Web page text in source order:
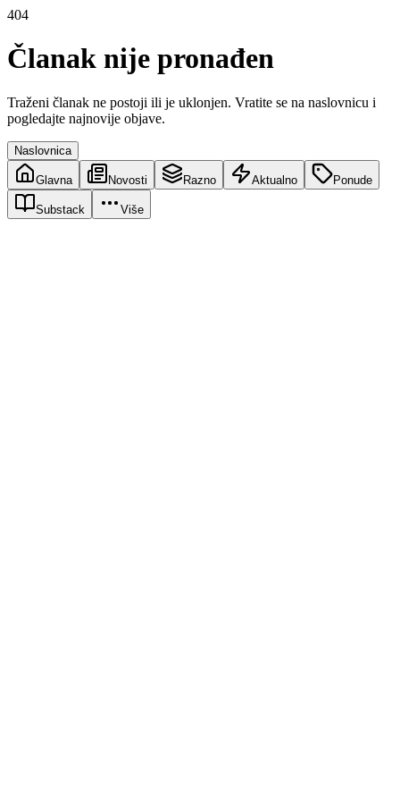
404
Članak nije pronađen
Traženi članak ne postoji ili je uklonjen. Vratite se na naslovnicu i
pogledajte najnovije objave.
Naslovnica
Glavna Novosti Razno Aktualno Ponude
Substack Više